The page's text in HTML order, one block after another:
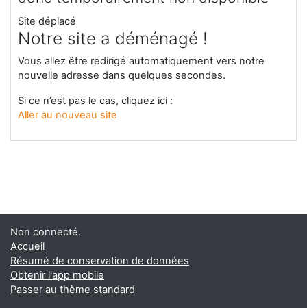
Site déplacé
Notre site a déménagé !
Vous allez être redirigé automatiquement vers notre
nouvelle adresse dans quelques secondes.
Si ce n’est pas le cas, cliquez ici :
Aller au nouveau site
Non connecté.
Accueil
Résumé de conservation de données
Obtenir l'app mobile
Passer au thème standard